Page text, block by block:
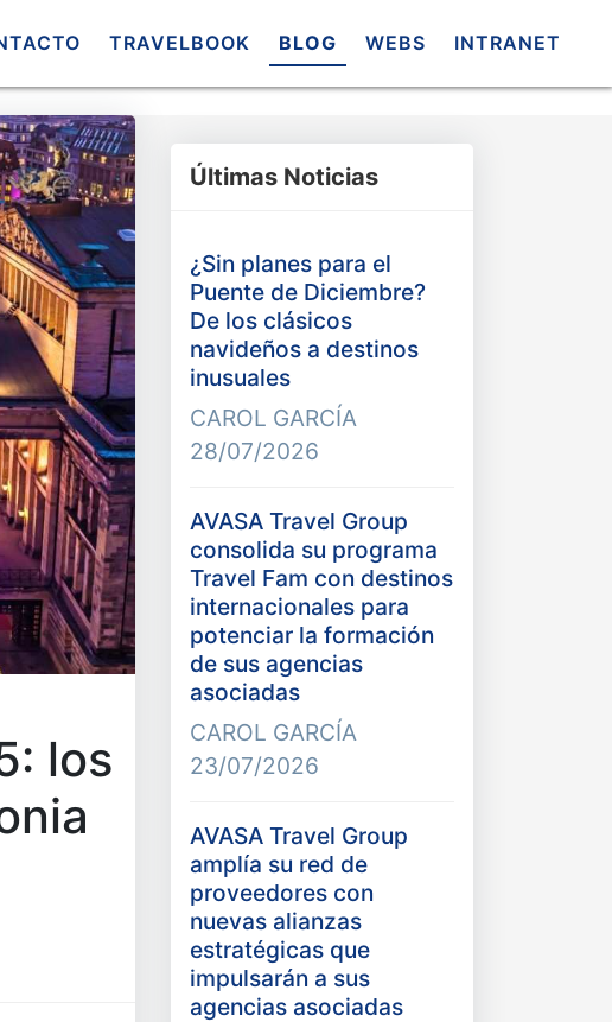
TRAVELBOOK BLOG WEBS INTRANET
los
Últimas Noticias
¿Sin planes para el
Puente de Diciembre?
De los clásicos
navideños a destinos
inusuales
CAROL GARCÍA
28/07/2026
AVASA Travel Group
consolida su programa
Travel Fam con destinos
internacionales para
potenciar la formación
de sus agencias
asociadas
CAROL GARCÍA
23/07/2026
AVASA Travel Group
amplía su red de
proveedores con
nuevas alianzas
estratégicas que
impulsarán a sus
agencias asociadas